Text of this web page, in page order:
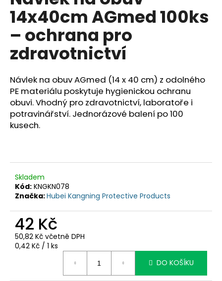
0,0
hvězdiček.
14x40cm AGmed 100ks
– ochrana pro
zdravotnictví
Návlek na obuv AGmed (14 x 40 cm) z odolného
PE materiálu poskytuje hygienickou ochranu
obuvi. Vhodný pro zdravotnictví, laboratoře i
potravinářství. Jednorázové balení po 100
kusech.
Skladem
Kód: KNGKN078
Značka:Hubei Kangning Protective Products
42 Kč
50,82 Kč včetně DPH
Měrná
0,42 Kč / 1 ks
DO KOŠÍKU
a
j
í
t
?
HLEDAT
p
o
u
č
u
e